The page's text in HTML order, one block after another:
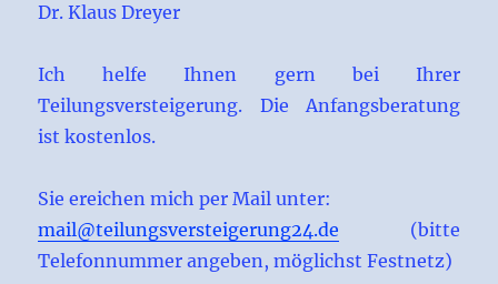
Dr. Klaus Dreyer
Ich helfe Ihnen gern bei Ihrer
Teilungsversteigerung. Die Anfangsberatung
ist kostenlos.
Sie ereichen mich per Mail unter:
mail@teilungsversteigerung24.de (bitte
Telefonnummer angeben, möglichst Festnetz)